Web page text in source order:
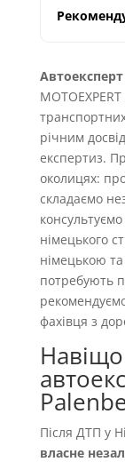
річним
експертиз.
околицях:
складаємо
німецького
німецькою
потребують
фахівця з
Після ДТП у
власне